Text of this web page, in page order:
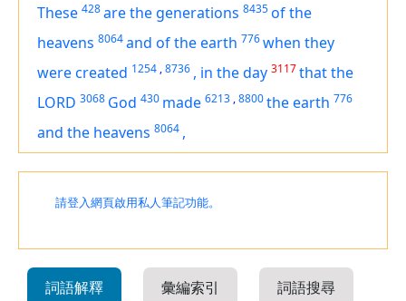
These 428arethe generations 8435of the
heavens 8064and of the earth 776when they
were created 1254 ,8736 , in the day 3117that the
LORD 3068 God 430 made 6213 ,8800the earth 776
and the heavens 8064 ,
請登入網頁啟用私人筆記功能。
詞語解釋 彙編索引 詞語搜尋